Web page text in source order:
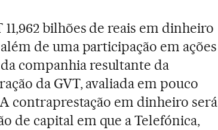
bilhões de reais em dinheiro
de uma participação em ações
companhia resultante da
da GVT, avaliada em pouco
contraprestação em dinheiro será
de capital em que a Telefónica,